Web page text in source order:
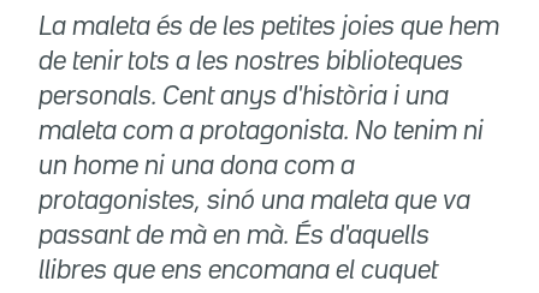
La maleta és de les petites joies que hem
de tenir tots a les nostres biblioteques
personals. Cent anys d'història i una
maleta com a protagonista. No tenim ni
un home ni una dona com a
protagonistes, sinó una maleta que va
passant de mà en mà. És d'aquells
llibres que ens encomana el cuquet